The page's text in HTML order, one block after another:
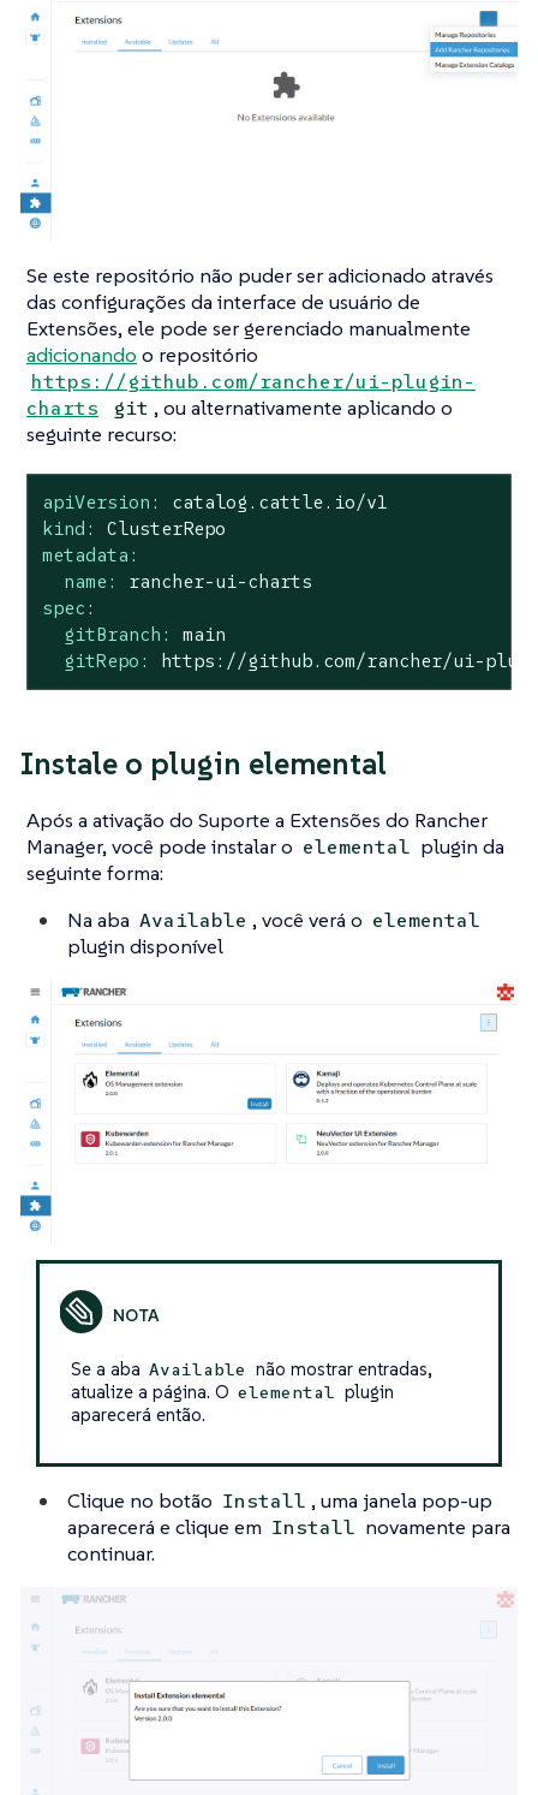
Se este repositório não puder ser adicionado através
das configurações da interface de usuário de
Extensões, ele pode ser gerenciado manualmente
adicionando o repositório
https://github.com/rancher/ui-plugin-
charts
git , ou alternativamente aplicando o
seguinte recurso:
apiVersion:
catalog.cattle.io/v1
kind:
ClusterRepo
metadata:
name:
rancher-ui-charts
spec:
gitBranch:
main
gitRepo:
https://github.com/rancher/ui-
Instale o plugin elemental
Após a ativação do Suporte a Extensões do Rancher
Manager, você pode instalar o elemental plugin da
seguinte forma:
Na aba Available , você verá o elemental
plugin disponível
Se a aba Available não mostrar entradas,
atualize a página. O elemental plugin
aparecerá então.
Clique no botão Install , uma janela pop-up
aparecerá e clique em Install novamente para
continuar.